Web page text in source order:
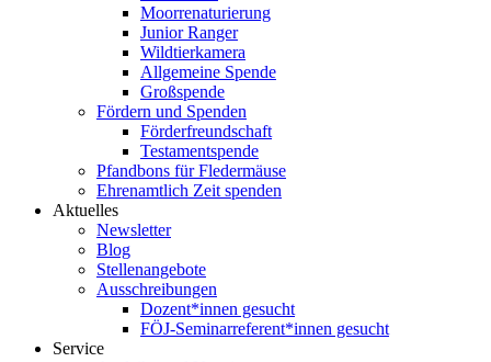
Moorrenaturierung
Junior Ranger
Wildtierkamera
Allgemeine Spende
Großspende
Fördern und Spenden
Förderfreundschaft
Testamentspende
Pfandbons für Fledermäuse
Ehrenamtlich Zeit spenden
Aktuelles
Newsletter
Blog
Stellenangebote
Ausschreibungen
Dozent*innen gesucht
FÖJ-Seminarreferent*innen gesucht
Service